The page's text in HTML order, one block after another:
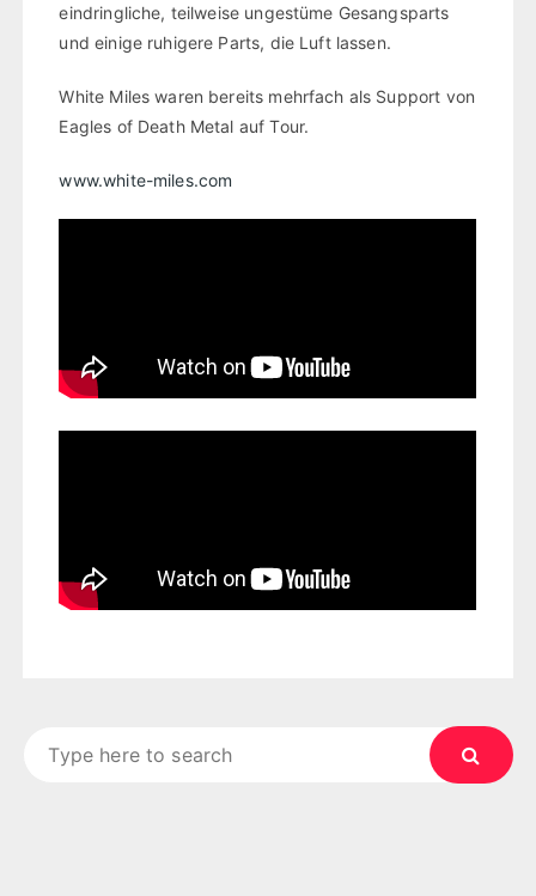
eindringliche, teilweise ungestüme Gesangsparts
und einige ruhigere Parts, die Luft lassen.
White Miles waren bereits mehrfach als Support von
Eagles of Death Metal auf Tour.
www.white-miles.com